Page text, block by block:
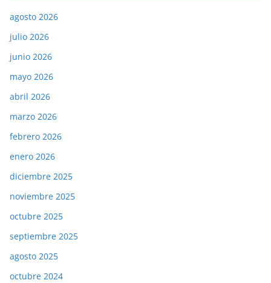
agosto 2026
julio 2026
junio 2026
mayo 2026
abril 2026
marzo 2026
febrero 2026
enero 2026
diciembre 2025
noviembre 2025
octubre 2025
septiembre 2025
agosto 2025
octubre 2024